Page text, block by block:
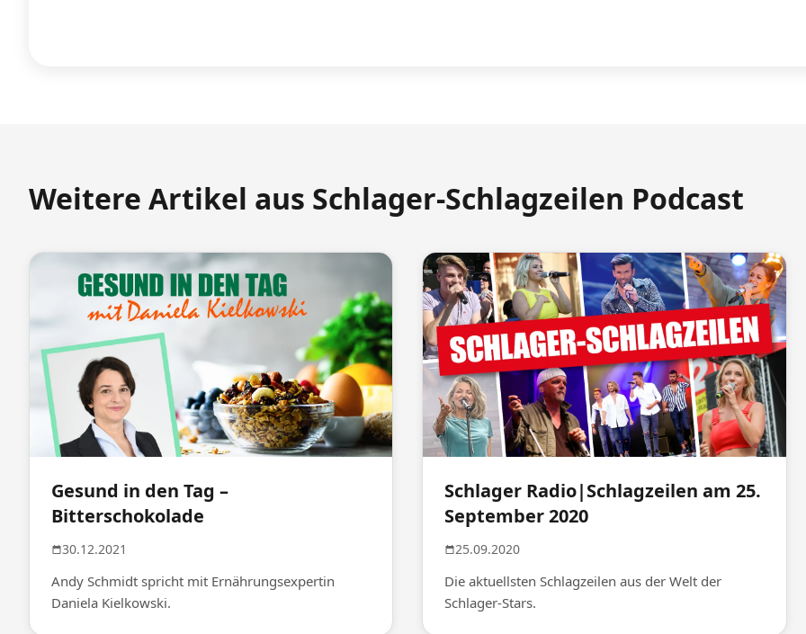
Weitere Artikel aus Schlager-Schlagzeilen Podcast
Gesund in den Tag –
Bitterschokolade
30.12.2021
Andy Schmidt spricht mit Ernährungsexpertin
Daniela Kielkowski.
Schlager Radio|Schlagzeilen am 25.
September 2020
25.09.2020
Die aktuellsten Schlagzeilen aus der Welt der
Schlager-Stars.